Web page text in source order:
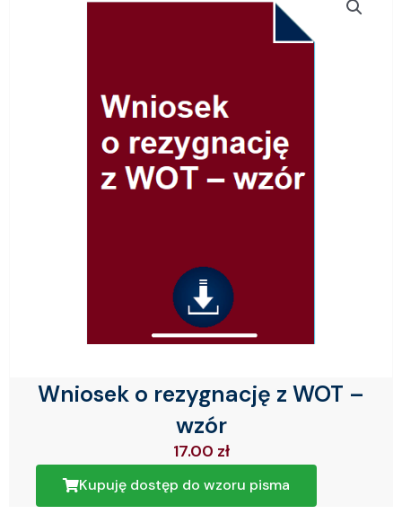
Wniosek o rezygnację z WOT –
wzór
17.00 zł
Kupuję dostęp do wzoru pisma